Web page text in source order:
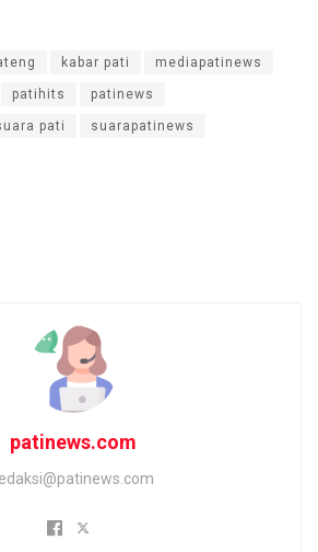
kabar pati mediapatinews
patihits patinews
pati suarapatinews
patinews.com